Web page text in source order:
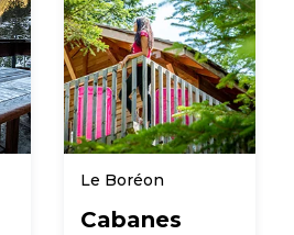
Le Boréon
Cabanes